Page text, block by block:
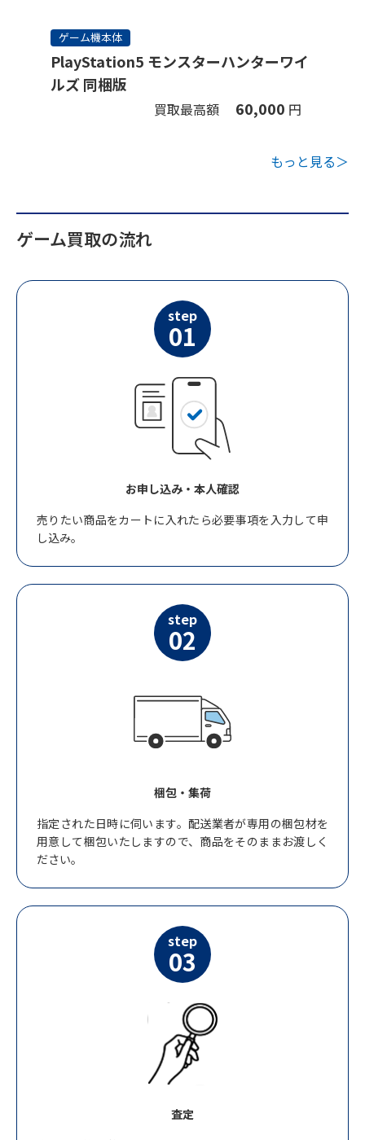
ゲーム機本体
PlayStation5 モンスターハンターワイ
ルズ 同梱版
買取最高額 60,000 円
もっと見る＞
ゲーム買取の流れ
step
01
お申し込み・本人確認
売りたい商品をカートに入れたら必要事項を入力して申
し込み。
step
02
梱包・集荷
指定された日時に伺います。配送業者が専用の梱包材を
用意して梱包いたしますので、商品をそのままお渡しく
ださい。
step
03
査定